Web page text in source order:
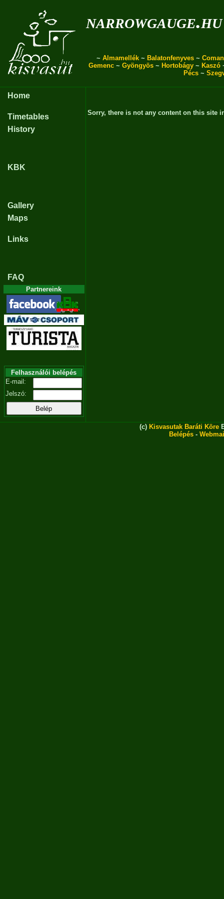
narrowgauge.hu
~ Almamellék ~ Balatonfenyves ~
Gemenc ~ Gyöngyös ~ Hortobágy ~ Kaszó
Pécs ~
Home
Timetables
History
KBK
Gallery
Maps
Links
FAQ
Partnereink
Felhasználói belépés
E-mail:
Jelszó:
Sorry, there is not any content on this site
(c) Kisvasutak Baráti Köre
Belépés -